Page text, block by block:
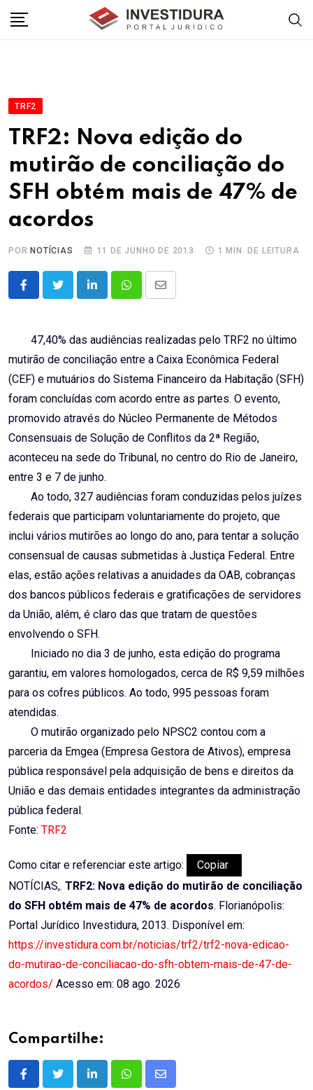
TRF2
TRF2: Nova edição do
mutirão de conciliação do
SFH obtém mais de 47% de
acordos
POR NOTÍCIAS 11 DE JUNHO DE 2013 1 MIN. DE LEITURA
LinkedInWhatsappShare
Email
47,40% das audiências realizadas pelo TRF2 no último
mutirão de conciliação entre a Caixa Econômica Federal
(CEF) e mutuários do Sistema Financeiro da Habitação (SFH)
foram concluídas com acordo entre as partes. O evento,
promovido através do Núcleo Permanente de Métodos
Consensuais de Solução de Conflitos da 2ª Região,
aconteceu na sede do Tribunal, no centro do Rio de Janeiro,
entre 3 e 7 de junho.
Ao todo, 327 audiências foram conduzidas pelos juízes
federais que participam voluntariamente do projeto, que
inclui vários mutirões ao longo do ano, para tentar a solução
consensual de causas submetidas à Justiça Federal. Entre
elas, estão ações relativas a anuidades da OAB, cobranças
dos bancos públicos federais e gratificações de servidores
da União, além, é claro das que tratam de questões
envolvendo o SFH.
Iniciado no dia 3 de junho, esta edição do programa
garantiu, em valores homologados, cerca de R$ 9,59 milhões
para os cofres públicos. Ao todo, 995 pessoas foram
atendidas.
O mutirão organizado pelo NPSC2 contou com a
parceria da Emgea (Empresa Gestora de Ativos), empresa
pública responsável pela adquisição de bens e direitos da
União e das demais entidades integrantes da administração
pública federal.
Fonte: TRF2
Como citar e referenciar este artigo:
Copiar
NOTÍCIAS,. TRF2: Nova edição do mutirão de conciliação
do SFH obtém mais de 47% de acordos. Florianópolis:
Portal Jurídico Investidura, 2013. Disponível em:
https://investidura.com.br/noticias/trf2/trf2-nova-edicao-
do-mutirao-de-conciliacao-do-sfh-obtem-mais-de-47-de-
acordos/ Acesso em: 08 ago. 2026
Compartilhe:
LinkedInWhatsappShare